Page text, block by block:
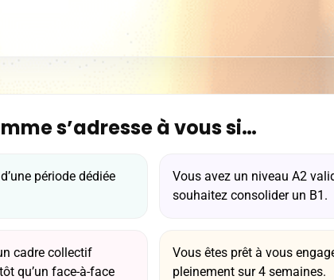
s’adresse à vous si…
période dédiée
Vous avez un niveau A2
souhaitez consolider un B1.
cadre collectif
qu’un face-à-face
Vous êtes prêt à vous
pleinement sur 4 semaines.